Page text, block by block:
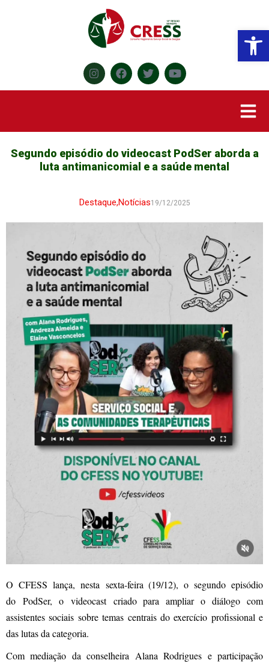
Segundo episódio do videocast PodSer aborda a
luta antimanicomial e a saúde mental
Destaque,Notícias19/12/2025
O CFESS lança, nesta sexta-feira (19/12), o segundo episódio
do PodSer, o videocast criado para ampliar o diálogo com
assistentes sociais sobre temas centrais do exercício profissional e
das lutas da categoria.
Com mediação da conselheira Alana Rodrigues e participação